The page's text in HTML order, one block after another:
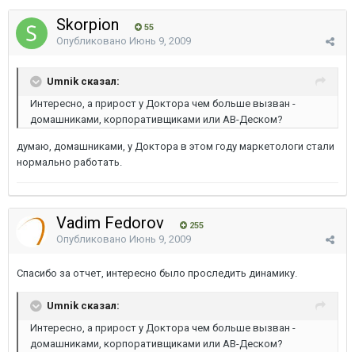
Skorpion 55
Опубликовано Июнь 9, 2009
Umnik сказал:
Интересно, а прирост у Доктора чем больше вызван -
домашниками, корпоративщиками или АВ-Деском?
думаю, домашниками, у Доктора в этом году маркетологи стали
нормально работать.
Vadim Fedorov 255
Опубликовано Июнь 9, 2009
Спасибо за отчет, интересно было проследить динамику.
Umnik сказал:
Интересно, а прирост у Доктора чем больше вызван -
домашниками, корпоративщиками или АВ-Деском?